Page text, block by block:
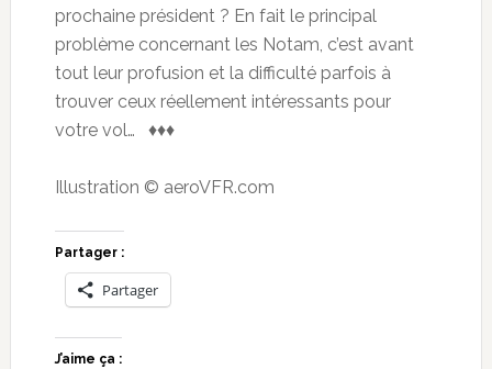
prochaine président ? En fait le principal
problème concernant les Notam, c’est avant
tout leur profusion et la difficulté parfois à
trouver ceux réellement intéressants pour
votre vol… ♦♦♦
Illustration © aeroVFR.com
Partager :
Partager
J’aime ça :